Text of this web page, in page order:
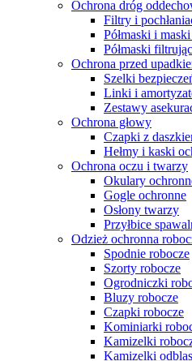
Ochrona dróg
Filtry i
Półmaski i
Półmaski
Ochrona przed
Szelki
Linki i
Zestawy
Ochrona głowy
Czapki z
Hełmy i kaski
Ochrona oczu i twarzy
Okulary
Gogle ochronne
Osłony twarzy
Przyłbice
Odzież ochronna
Spodnie robocze
Szorty robocze
Ogrodniczki
Bluzy robocze
Czapki robocze
Kominiarki
Kamizelki
Kamizelki